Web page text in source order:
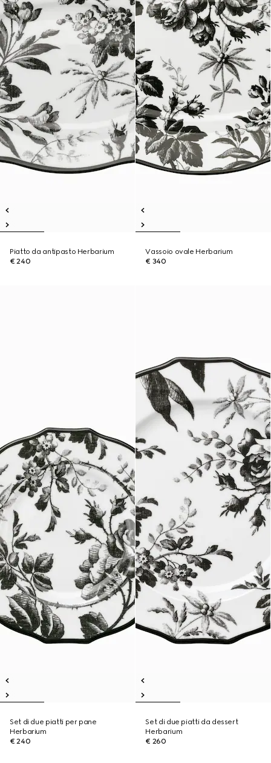
Piatto da antipasto Herbarium
€ 240
Vassoio ovale Herbarium
€ 340
Set di due piatti per pane
Herbarium
€ 240
Set di due piatti da dessert
Herbarium
€ 260